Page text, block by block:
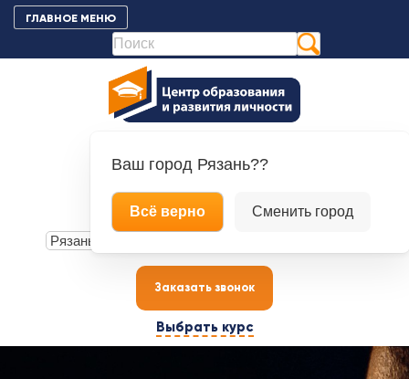
контенту
ГЛАВНОЕ МЕНЮ
+7 (4912) 70-00-88
+7 (900) 609-21-80
Ваш город Рязань??
Всё верно Сменить город
Заказать звонок
Выбрать курс